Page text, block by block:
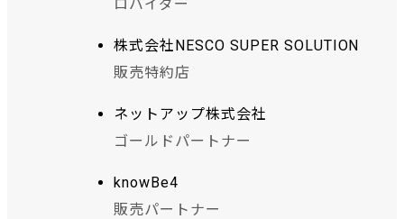
ロバイダー
株式会社NESCO SUPER SOLUTION
販売特約店
ネットアップ株式会社
ゴールドパートナー
knowBe4
販売パートナー